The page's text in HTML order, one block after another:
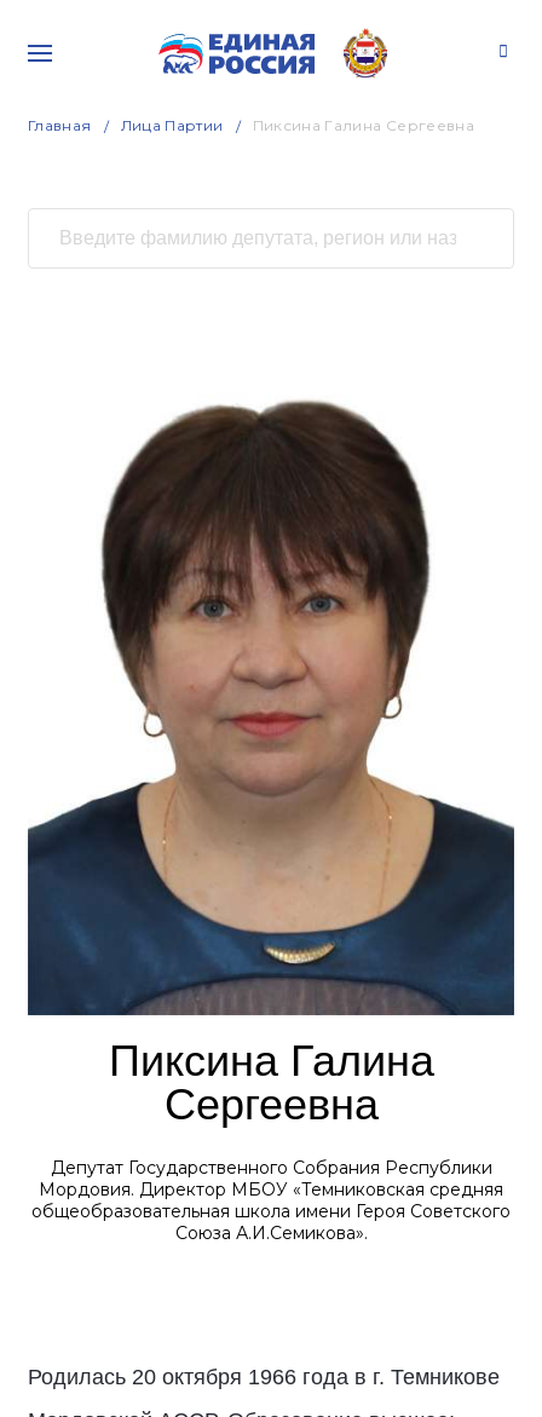
Главная Лица Партии Пиксина Галина Сергеевна
Пиксина Галина
Сергеевна
Депутат Государственного Собрания Республики
Мордовия. Директор МБОУ «Темниковская средняя
общеобразовательная школа имени Героя Советского
Союза А.И.Семикова».
Родилась 20 октября 1966 года в г. Темникове